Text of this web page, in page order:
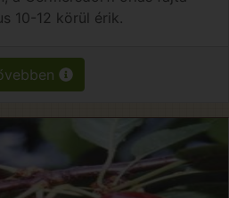
10-12 körül érik.